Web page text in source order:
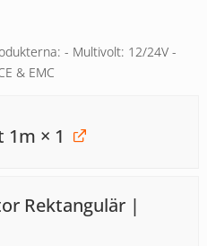
- Multivolt: 12/24V -
& EMC
1m × 1
Rektangulär |